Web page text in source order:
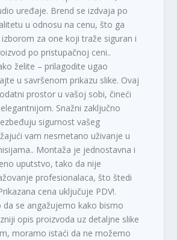
uređaje. Brend se izdvaja po
u odnosu na cenu, što ga
za one koji traže siguran i
po pristupačnoj ceni..
želite – prilagodite ugao
u savršenom prikazu slike. Ovaj
prostor u vašoj sobi, čineći
Snažni zaključno
sigurnost vašeg
vam nesmetano uživanje u
Montaža je jednostavna i
uputstvo, tako da nije
profesionalaca, što štedi
cena uključuje PDV!.
se angažujemo kako bismo
opis proizvoda uz detaljne slike
moramo istaći da ne možemo